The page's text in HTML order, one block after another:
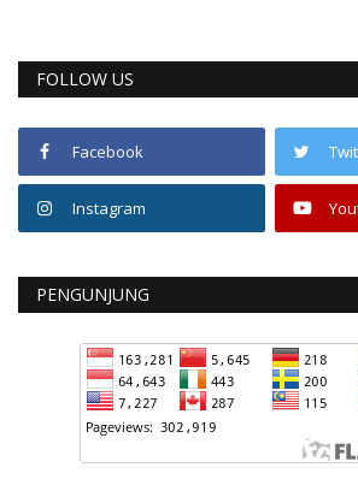
FOLLOW US
Facebook
Instagram
PENGUNJUNG